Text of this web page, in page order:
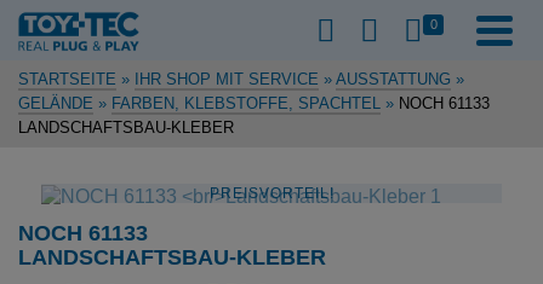
0
STARTSEITE » IHR SHOP MIT SERVICE » AUSSTATTUNG »
GELÄNDE » FARBEN, KLEBSTOFFE, SPACHTEL » NOCH 61133
LANDSCHAFTSBAU-KLEBER
PREISVORTEIL!
NOCH 61133
LANDSCHAFTSBAU-KLEBER